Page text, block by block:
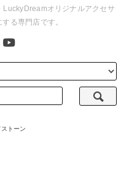
LuckyDreamオリジナルアクセサ
る専門店です。
トーン